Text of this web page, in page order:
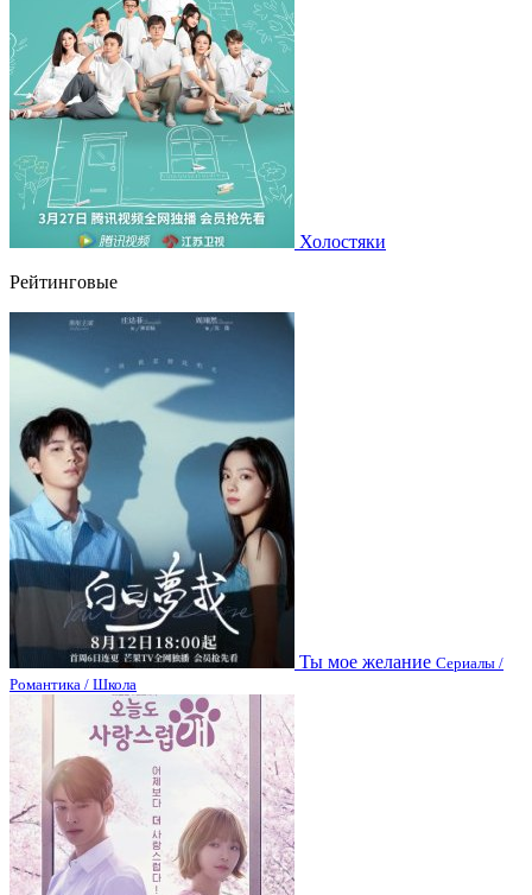
Холостяки
Рейтинговые
Ты мое желание Сериалы /
Романтика / Школа